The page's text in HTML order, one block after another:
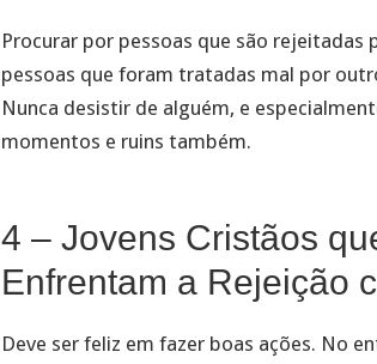
Procurar por pessoas que são
pessoas que foram tratadas mal por
Nunca desistir de alguém, e
momentos e ruins também.
4 – Jovens Cristãos
Enfrentam a Rejeição
Deve ser feliz em fazer boas ações. No